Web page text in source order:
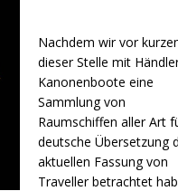
Nachdem wir vor
dieser Stelle mit
Kanonenboote eine
Sammlung von
Raumschiffen aller Art
deutsche Übersetzung
aktuellen Fassung von
Traveller betrachtet